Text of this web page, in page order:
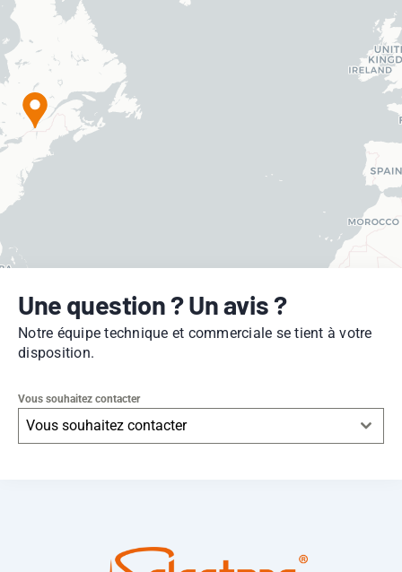
Une question ? Un avis ?
Notre équipe technique et commerciale se tient à votre
disposition.
Vous souhaitez contacter
Vous souhaitez contacter